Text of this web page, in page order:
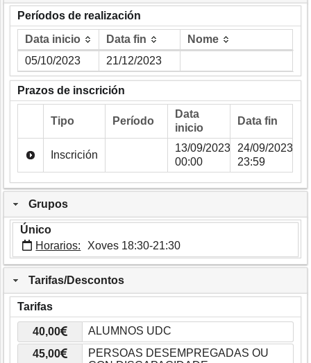
Períodos de realización
Data inicio
Data fin
Nome
Data inicio
Data fin
05/10/2023 21/12/2023
Prazos de inscrición
Tipo Período
Data
inicio
Data fin
Inscrición
13/09/2023
00:00
24/09/2023
23:59
Grupos
Único
Horarios:
Xoves 18:30-21:30
Tarifas/Descontos
Tarifas
40,00
45,00